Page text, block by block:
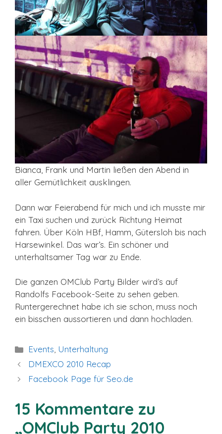
Bianca, Frank und Martin ließen den Abend in
aller Gemütlichkeit ausklingen.
Dann war Feierabend für mich und ich musste mir
ein Taxi suchen und zurück Richtung Heimat
fahren. Über Köln HBf, Hamm, Gütersloh bis nach
Harsewinkel. Das war’s. Ein schöner und
unterhaltsamer Tag war zu Ende.
Die ganzen OMClub Party Bilder wird’s auf
Randolfs Facebook-Seite zu sehen geben.
Runtergerechnet habe ich sie schon, muss noch
ein bisschen aussortieren und dann hochladen.
Kategorien
Events, Unterhaltung
DMEXCO 2010 Recap
Facebook Page für Seo.de
15 Kommentare zu
„OMClub Party 2010